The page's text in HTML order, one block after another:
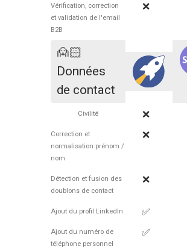
Vérification, correction
et validation de l'email
B2B
❌
🙍🏻
Données
de contact
Civilité ❌
Correction et
normalisation prénom /
nom
❌
Détection et fusion des
doublons de contact
❌
Ajout du profil LinkedIn ✅
Ajout du numéro de
téléphone personnel
✅